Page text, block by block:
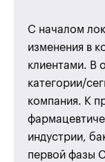
С началом
изменения в
клиентами. В
категории/
компания. К
индустрии,
первой фазы